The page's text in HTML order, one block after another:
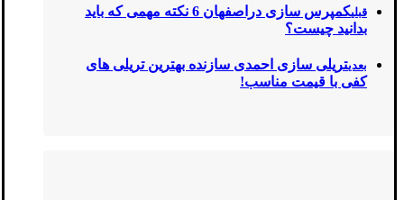
قبلی
کمپرس سازی دراصفهان 6 نکته مهمی که باید
بدانید چیست؟
بعدیتریلی سازی احمدی سازنده بهترین تریلی های
کفی با قیمت مناسب!